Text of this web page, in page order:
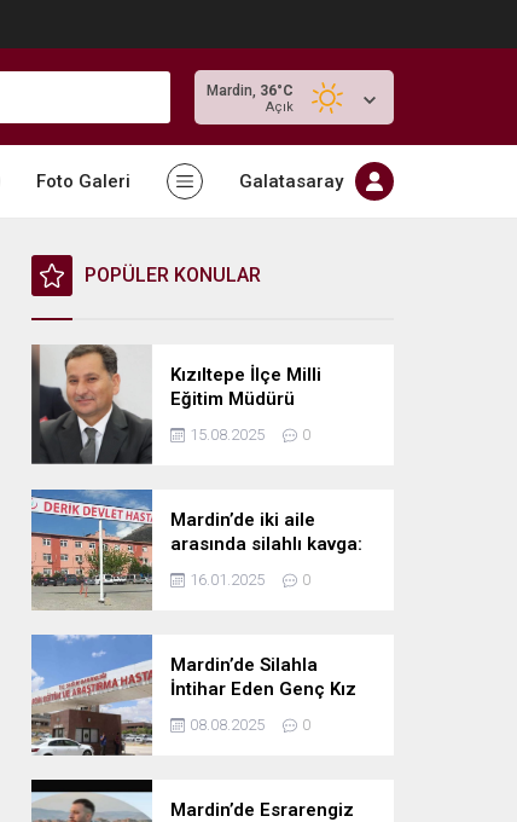
Mardin, 36°C
Açık
Foto Galeri Galatasaray
POPÜLER KONULAR
Kızıltepe İlçe Milli
Eğitim Müdürü
Abdulkadir Gümüş’e
Tebrikler
15.08.2025 0
Mardin’de iki aile
arasında silahlı kavga:
1 ölü, 2 ağır yaralı
16.01.2025 0
Mardin’de Silahla
İntihar Eden Genç Kız
Hayatını Kaybetti
08.08.2025 0
Mardin’de Esrarengiz